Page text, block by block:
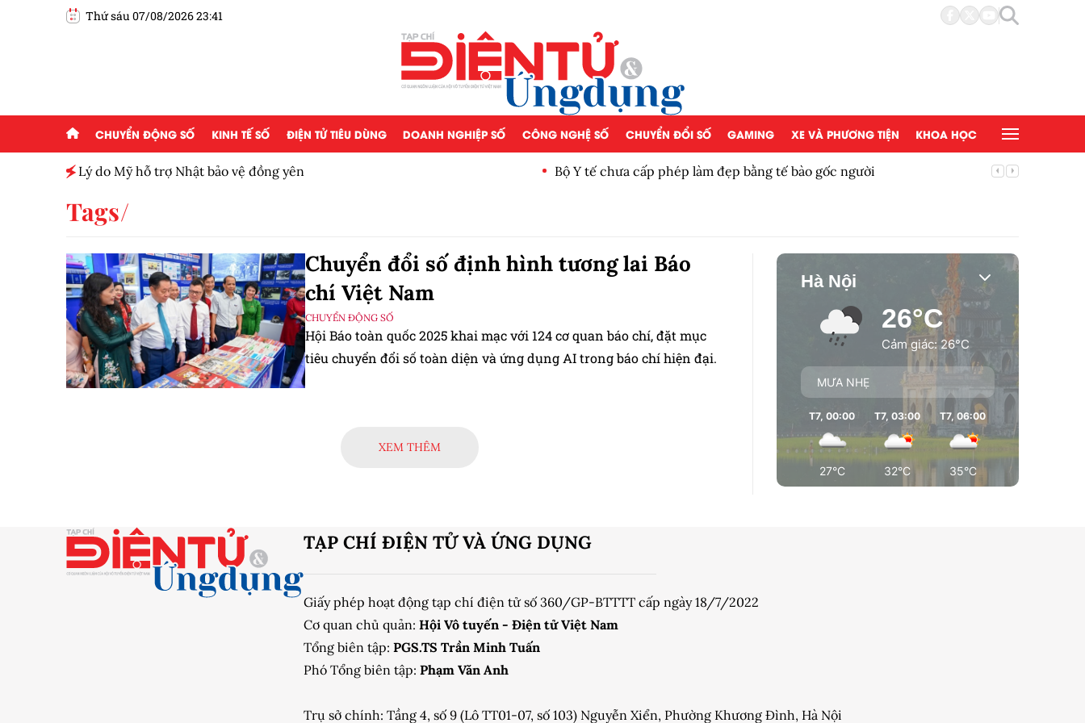
Thứ sáu 07/08/2026 23:41
CHUYỂN ĐỘNG SỐ KINH TẾ SỐ ĐIỆN TỬ TIÊU DÙNG DOANH NGHIỆP SỐ CÔNG NGHỆ SỐ CHUYỂN ĐỔI SỐ GAMING XE VÀ PHƯƠNG TIỆN KHOA HỌC
Lý do Mỹ hỗ trợ Nhật bảo vệ đồng yên Bộ Y tế chưa cấp phép làm đẹp bằng tế bào gốc người
Tags
Chuyển đổi số định hình tương lai Báo
chí Việt Nam
CHUYỂN ĐỘNG SỐ
Hội Báo toàn quốc 2025 khai mạc với 124 cơ quan báo chí, đặt mục
tiêu chuyển đổi số toàn diện và ứng dụng AI trong báo chí hiện đại.
XEM THÊM
Hà Nội
26°C
Cảm giác: 26°C
MƯA NHẸ
T7, 00:00
27°C
T7, 03:00
32°C
T7, 06:00
35°C
TẠP CHÍ ĐIỆN TỬ VÀ ỨNG DỤNG
Giấy phép hoạt động tạp chí điện tử số 360/GP-BTTTT cấp ngày 18/7/2022
Cơ quan chủ quản: Hội Vô tuyến - Điện tử Việt Nam
Tổng biên tập: PGS.TS Trần Minh Tuấn
Phó Tổng biên tập: Phạm Văn Anh
Trụ sở chính: Tầng 4, số 9 (Lô TT01-07, số 103) Nguyễn Xiển, Phường Khương Đình, Hà Nội